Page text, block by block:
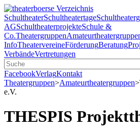
SchultheaterSchultheatertage
AGSchultheaterprojekteSchule &
Co.Theatergruppen
InfoTheatervereineFörderungBeratung
VerbändeVertretungen
FacebookVerlagKontakt
Theatergruppen>Amateurtheatergruppen>
e.V.
THESPIS